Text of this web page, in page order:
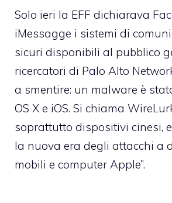
Solo ieri la EFF dichiarava
iMessagge i sistemi di
sicuri disponibili al pubblico
ricercatori di Palo Alto
a smentire: un malware è
OS X e iOS. Si chiama
soprattutto dispositivi cinesi,
la nuova era degli attacchi a
mobili e computer Apple”.